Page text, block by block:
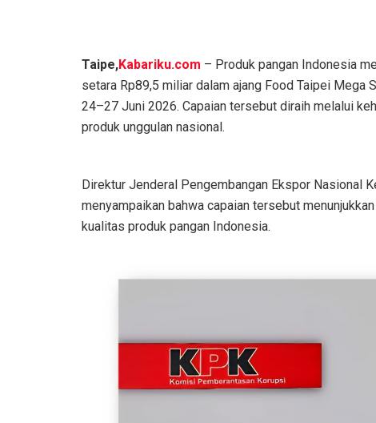
Taipe,Kabariku.com – Produk pangan Indonesia
setara Rp89,5 miliar dalam ajang Food Taipei Mega
24–27 Juni 2026. Capaian tersebut diraih melalui
produk unggulan nasional.
Direktur Jenderal Pengembangan Ekspor Nasional
menyampaikan bahwa capaian tersebut
kualitas produk pangan Indonesia.